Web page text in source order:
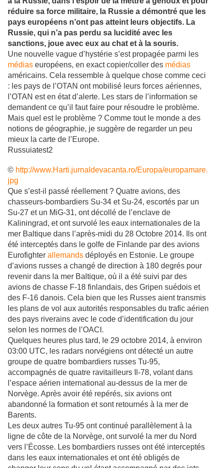
réduire sa force militaire, la Russie a démontré que les
pays européens n’ont pas atteint leurs objectifs. La
Russie, qui n’a pas perdu sa lucidité avec les
sanctions, joue avec eux au chat et à la souris.
Une nouvelle vague d’hystérie s’est propagée parmi les
médias européens, en exact copier/coller des médias
américains. Cela ressemble à quelque chose comme ceci
: les pays de l’OTAN ont mobilisé leurs forces aériennes,
l’OTAN est en état d’alerte. Les stars de l’information se
demandent ce qu’il faut faire pour résoudre le problème.
Mais quel est le problème ? Comme tout le monde a des
notions de géographie, je suggère de regarder un peu
mieux la carte de l’Europe.
Russuiatest2
© http://www.Harti.jurnaldevacanta.ro/Europa/europamare.
jpg
Que s’est-il passé réellement ? Quatre avions, des
chasseurs-bombardiers Su-34 et Su-24, escortés par un
Su-27 et un MiG-31, ont décollé de l’enclave de
Kaliningrad, et ont survolé les eaux internationales de la
mer Baltique dans l’après-midi du 28 Octobre 2014. Ils ont
été interceptés dans le golfe de Finlande par des avions
Eurofighter allemands déployés en Estonie. Le groupe
d’avions russes a changé de direction à 180 degrés pour
revenir dans la mer Baltique, où il a été suivi par des
avions de chasse F-18 finlandais, des Gripen suédois et
des F-16 danois. Cela bien que les Russes aient transmis
les plans de vol aux autorités responsables du trafic aérien
des pays riverains avec le code d’identification du jour
selon les normes de l’OACI.
Quelques heures plus tard, le 29 octobre 2014, à environ
03:00 UTC, les radars norvégiens ont détecté un autre
groupe de quatre bombardiers russes Tu-95,
accompagnés de quatre ravitailleurs Il-78, volant dans
l’espace aérien international au-dessus de la mer de
Norvège. Après avoir été repérés, six avions ont
abandonné la formation et sont retournés à la mer de
Barents.
Les deux autres Tu-95 ont continué parallèlement à la
ligne de côte de la Norvège, ont survolé la mer du Nord
vers l’Écosse. Les bombardiers russes ont été interceptés
dans les eaux internationales et ont été obligés de